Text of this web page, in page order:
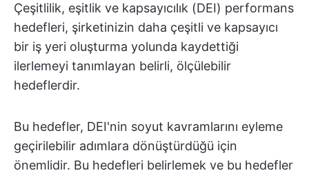
Çeşitlilik, eşitlik ve kapsayıcılık (DEI) performans
hedefleri, şirketinizin daha çeşitli ve kapsayıcı
bir iş yeri oluşturma yolunda kaydettiği
ilerlemeyi tanımlayan belirli, ölçülebilir
hedeflerdir.
Bu hedefler, DEI'nin soyut kavramlarını eyleme
geçirilebilir adımlara dönüştürdüğü için
önemlidir. Bu hedefleri belirlemek ve bu hedefler